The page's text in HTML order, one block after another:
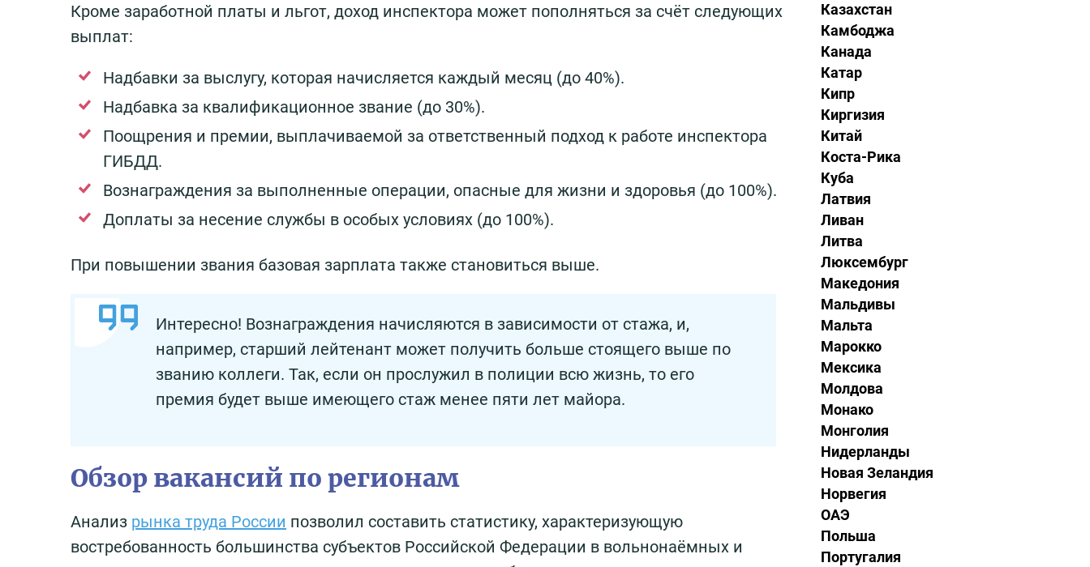
Кроме заработной платы и льгот, доход инспектора может пополняться за счёт следующих
выплат:
Надбавки за выслугу, которая начисляется каждый месяц (до 40%).
Надбавка за квалификационное звание (до 30%).
Поощрения и премии, выплачиваемой за ответственный подход к работе инспектора
ГИБДД.
Вознаграждения за выполненные операции, опасные для жизни и здоровья (до 100%).
Доплаты за несение службы в особых условиях (до 100%).
При повышении звания базовая зарплата также становиться выше.
Интересно! Вознаграждения начисляются в зависимости от стажа, и,
например, старший лейтенант может получить больше стоящего выше по
званию коллеги. Так, если он прослужил в полиции всю жизнь, то его
премия будет выше имеющего стаж менее пяти лет майора.
Обзор вакансий по регионам
Анализ рынка труда России позволил составить статистику, характеризующую
востребованность большинства субъектов Российской Федерации в вольнонаёмных и
Казахстан
Камбоджа
Канада
Катар
Кипр
Киргизия
Китай
Коста-Рика
Куба
Латвия
Ливан
Литва
Люксембург
Македония
Мальдивы
Мальта
Марокко
Мексика
Молдова
Монако
Монголия
Нидерланды
Новая Зеландия
Норвегия
ОАЭ
Польша
Португалия